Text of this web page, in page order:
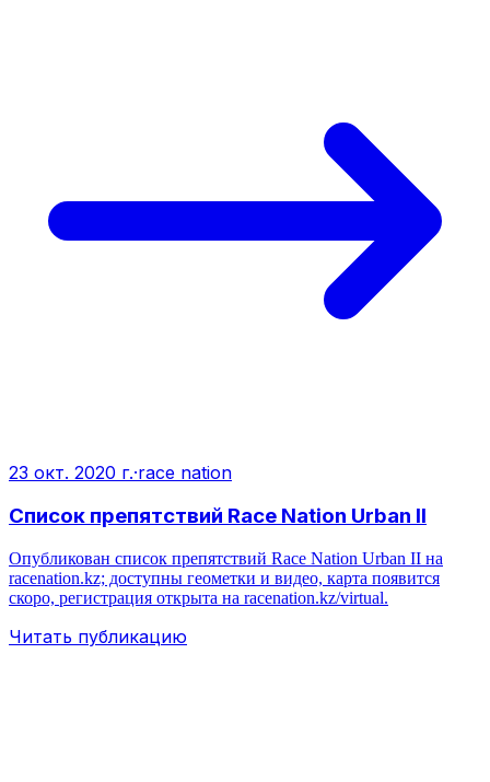
23 окт. 2020 г.·race nation
Список препятствий Race Nation Urban II
Опубликован список препятствий Race Nation Urban II на
racenation.kz; доступны геометки и видео, карта появится
скоро, регистрация открыта на racenation.kz/virtual.
Читать публикацию